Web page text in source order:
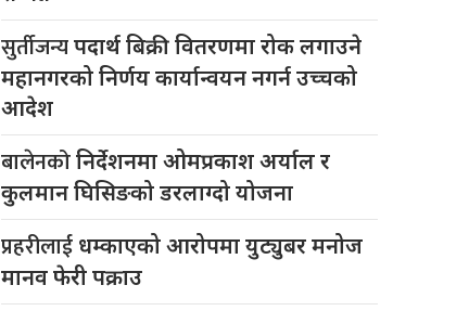
सुर्तीजन्यपदार्थ बिक्री वितरणमा रोक लगाउने
महानगरको निर्णय कार्यान्वयन नगर्न उच्चको
आदेश
बालेनकोनिर्देशनमा ओमप्रकाश अर्याल र
कुलमान घिसिङको डरलाग्दो योजना
प्रहरीलाई धम्काएको आरोपमा युट्युबर मनोज
मानव फेरी पक्राउ